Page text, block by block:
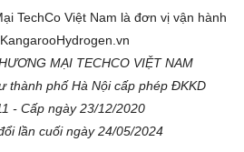
TechCo Việt Nam là đơn vị vận hành
MẠI TECHCO VIỆT NAM
thành phố Hà Nội cấp phép ĐKKD
- Cấp ngày 23/12/2020
lần cuối ngày 24/05/2024